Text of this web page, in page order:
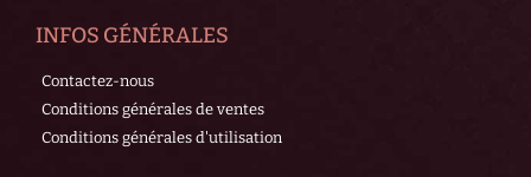
INFOS GÉNÉRALES
Contactez-nous
Conditions générales de ventes
Conditions générales d'utilisation